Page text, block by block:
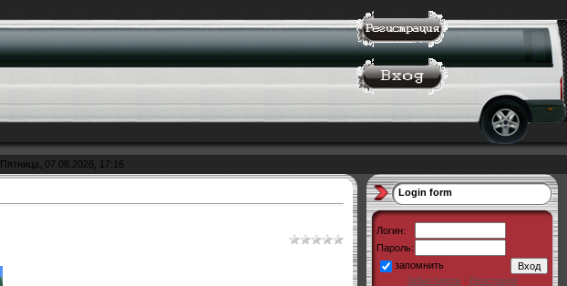
Пятница, 07.08.2026, 17:16
Login form
Логин:
Пароль:
запомнить
Забыл пароль · Регистрация